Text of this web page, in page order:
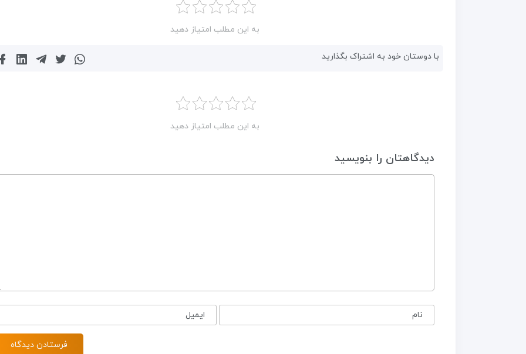
به این مطلب امتیاز دهید
با دوستان خود به اشتراک بگذارید
به این مطلب امتیاز دهید
دیدگاهتان را بنویسید
نام ایمیل